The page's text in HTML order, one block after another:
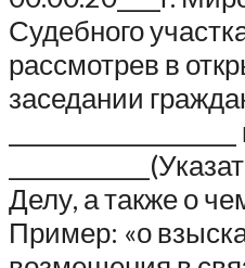
Судебного
рассмотрев в
заседании
_____________________
Делу, а также о
Пример: «о